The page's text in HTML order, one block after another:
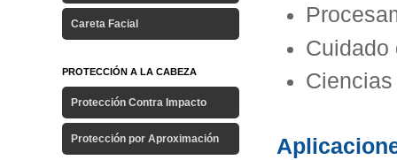
Cuidado
Careta Facial
PROTECCIÓN A LA CABEZA
Protección Contra Impacto
Protección por Aproximación